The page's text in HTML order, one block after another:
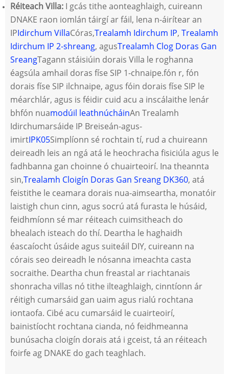
Réiteach Villa: I gcás tithe aonteaghlaigh, cuireann
DNAKE raon iomlán táirgí ar fáil, lena n-áirítear an
IPIdirchum VillaCóras,Trealamh Idirchum IP, Trealamh
Idirchum IP 2-shreang, agusTrealamh Clog Doras Gan
SreangTagann stáisiúin dorais Villa le roghanna
éagsúla amhail doras físe SIP 1-chnaipe.fón r, fón
dorais físe SIP ilchnaipe, agus fóin dorais físe SIP le
méarchlár, agus is féidir cuid acu a inscálaithe lenár
bhfón nuamodúil leathnúcháinAn Trealamh
Idirchumarsáide IP Breiseán-agus-
imirtIPK05Simplíonn sé rochtain tí, rud a chuireann
deireadh leis an ngá atá le heochracha fisiciúla agus le
fadhbanna gan choinne ó chuairteoirí. Ina theannta
sin,Trealamh Cloigín Doras Gan Sreang DK360, atá
feistithe le ceamara dorais nua-aimseartha, monatóir
laistigh chun cinn, agus socrú atá furasta le húsáid,
feidhmíonn sé mar réiteach cuimsitheach do
bhealach isteach do thí. Deartha le haghaidh
éascaíocht úsáide agus suiteáil DIY, cuireann na
córais seo deireadh le nósanna imeachta casta
socraithe. Deartha chun freastal ar riachtanais
shonracha villas nó tithe ilteaghlaigh, cinntíonn ár
réitigh cumarsáid gan uaim agus rialú rochtana
iontaofa. Cibé acu cumarsáid le cuairteoirí,
bainistíocht rochtana cianda, nó feidhmeanna
bunúsacha cloigín dorais atá i gceist, tá an réiteach
foirfe ag DNAKE do gach teaghlach.